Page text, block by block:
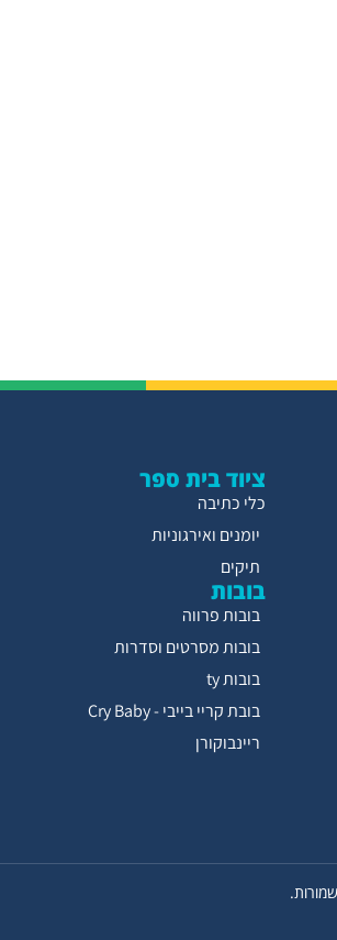
ציוד בית ספר
כלי כתיבה
יומנים ואירגוניות
תיקים
בובות
בובות פרווה
בובות מסרטים וסדרות
בובות ty
בובת קריי בייבי - Cry Baby
ריינבוקורן